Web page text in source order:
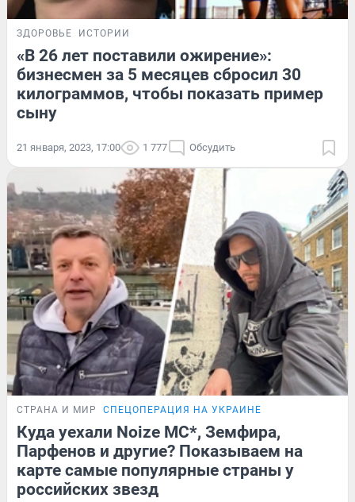
ЗДОРОВЬЕ ИСТОРИИ
«В 26 лет поставили ожирение»:
бизнесмен за 5 месяцев сбросил 30
килограммов, чтобы показать пример
сыну
21 января, 2023, 17:00 1 777 Обсудить
СТРАНА И МИР СПЕЦОПЕРАЦИЯ НА УКРАИНЕ
Куда уехали Noize MC*, Земфира,
Парфенов и другие? Показываем на
карте самые популярные страны у
российских звезд